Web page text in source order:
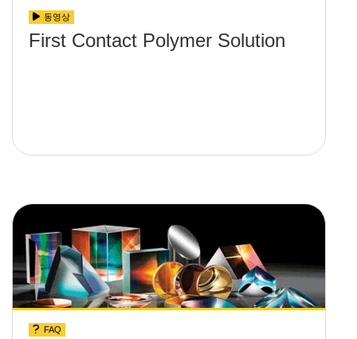
동영상
First Contact Polymer Solution
FAQ